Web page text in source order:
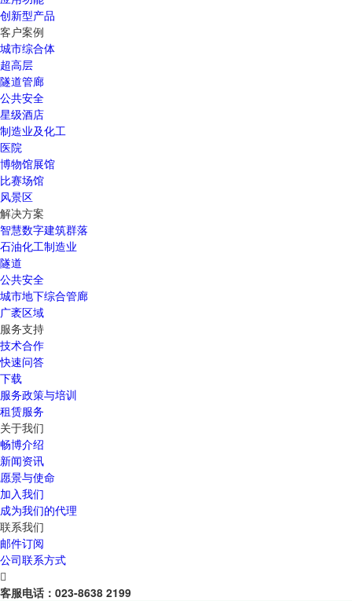
创新型产品
客户案例
城市综合体
超高层
隧道管廊
公共安全
星级酒店
制造业及化工
医院
博物馆展馆
比赛场馆
风景区
解决方案
智慧数字建筑群落
石油化工制造业
隧道
公共安全
城市地下综合管廊
广袤区域
服务支持
技术合作
快速问答
下载
服务政策与培训
租赁服务
关于我们
畅博介绍
新闻资讯
愿景与使命
加入我们
成为我们的代理
联系我们
邮件订阅
公司联系方式

客服电话： 023-8638 2199